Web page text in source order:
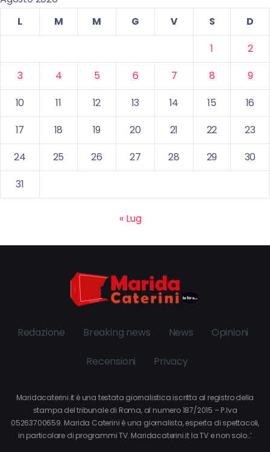
L
M M G V S
D
1
2
3
4 5 6 7 8
9
10
11 12 13 14 15
16
17
18 19 20 21 22
23
24
25 26 27 28 29
30
31
« Lug
Redazione Breaking news News Opinioni
Recensioni Privacy
Maridacaterini.it è una testata giornalistica iscritta al registro della
stampa del tribunale di Roma, al numero 187/2015 – P.Iva
05263700659. Marida Caterini è una giornalista, esperta di spettacoli,
in particolare di programmi TV. Maridacaterini.it la TV e non solo…’